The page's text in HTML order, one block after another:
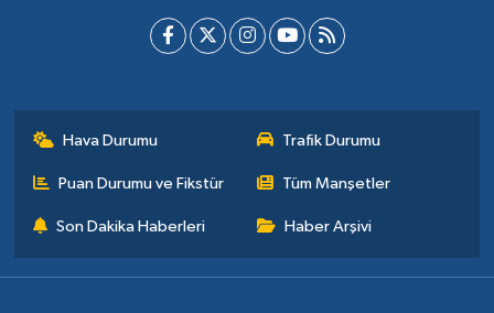
Hava Durumu Trafik Durumu
Puan Durumu ve Fikstür Tüm Manşetler
Son Dakika Haberleri Haber Arşivi